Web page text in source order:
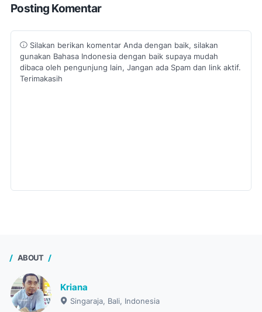
Posting Komentar
Silakan berikan komentar Anda dengan baik, silakan
gunakan Bahasa Indonesia dengan baik supaya mudah
dibaca oleh pengunjung lain, Jangan ada Spam dan link aktif.
Terimakasih
ABOUT
Kriana
Singaraja, Bali, Indonesia